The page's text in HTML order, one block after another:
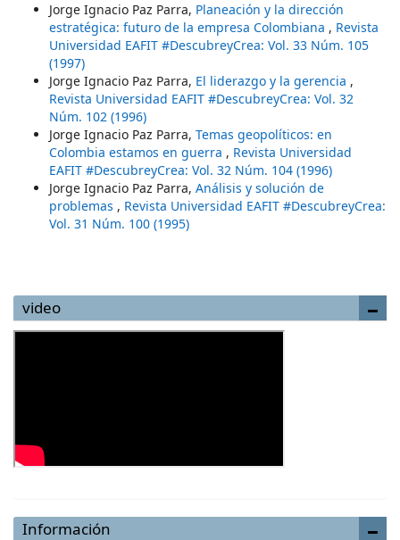
Jorge Ignacio Paz Parra, Planeación y la dirección
estratégica: futuro de la empresa Colombiana , Revista
Universidad EAFIT #DescubreyCrea: Vol. 33 Núm. 105
(1997)
Jorge Ignacio Paz Parra, El liderazgo y la gerencia ,
Revista Universidad EAFIT #DescubreyCrea: Vol. 32
Núm. 102 (1996)
Jorge Ignacio Paz Parra, Temas geopolíticos: en
Colombia estamos en guerra , Revista Universidad
EAFIT #DescubreyCrea: Vol. 32 Núm. 104 (1996)
Jorge Ignacio Paz Parra, Análisis y solución de
problemas , Revista Universidad EAFIT #DescubreyCrea:
Vol. 31 Núm. 100 (1995)
video
Información